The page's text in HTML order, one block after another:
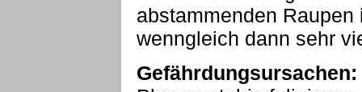
abstammenden
wenngleich dann sehr
Gefährdungsursachen: